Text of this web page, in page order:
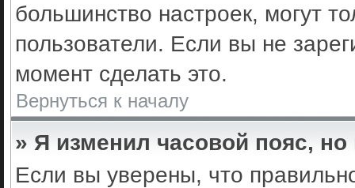
большинство настроек, могут
пользователи. Если вы не
момент сделать это.
Вернуться к началу
» Я изменил часовой пояс,
Если вы уверены, что